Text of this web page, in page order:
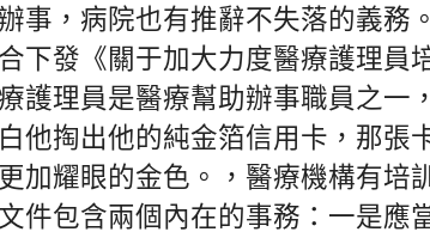
事，病院也有推辭不失落的義務
下發《關于加大力度醫療護理員
護理員是醫療幫助辦事職員之一
他掏出他的純金箔信用卡，那張
加耀眼的金色。，醫療機構有培
件包含兩個內在的事務：一是應